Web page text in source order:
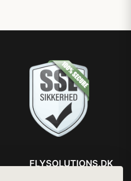
FLYSOLUTIONS.DK